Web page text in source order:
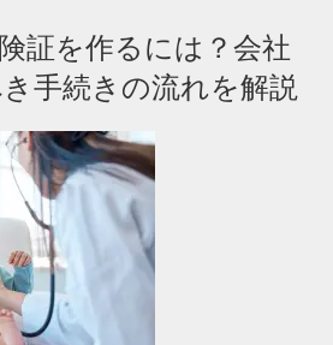
証を作るには？会社
手続きの流れを解説